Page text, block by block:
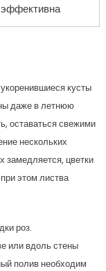
кусты
даже в летнюю
оставаться свежими
нескольких
замедляется, цветки
этом листва
роз.
или вдоль стены
полив необходим